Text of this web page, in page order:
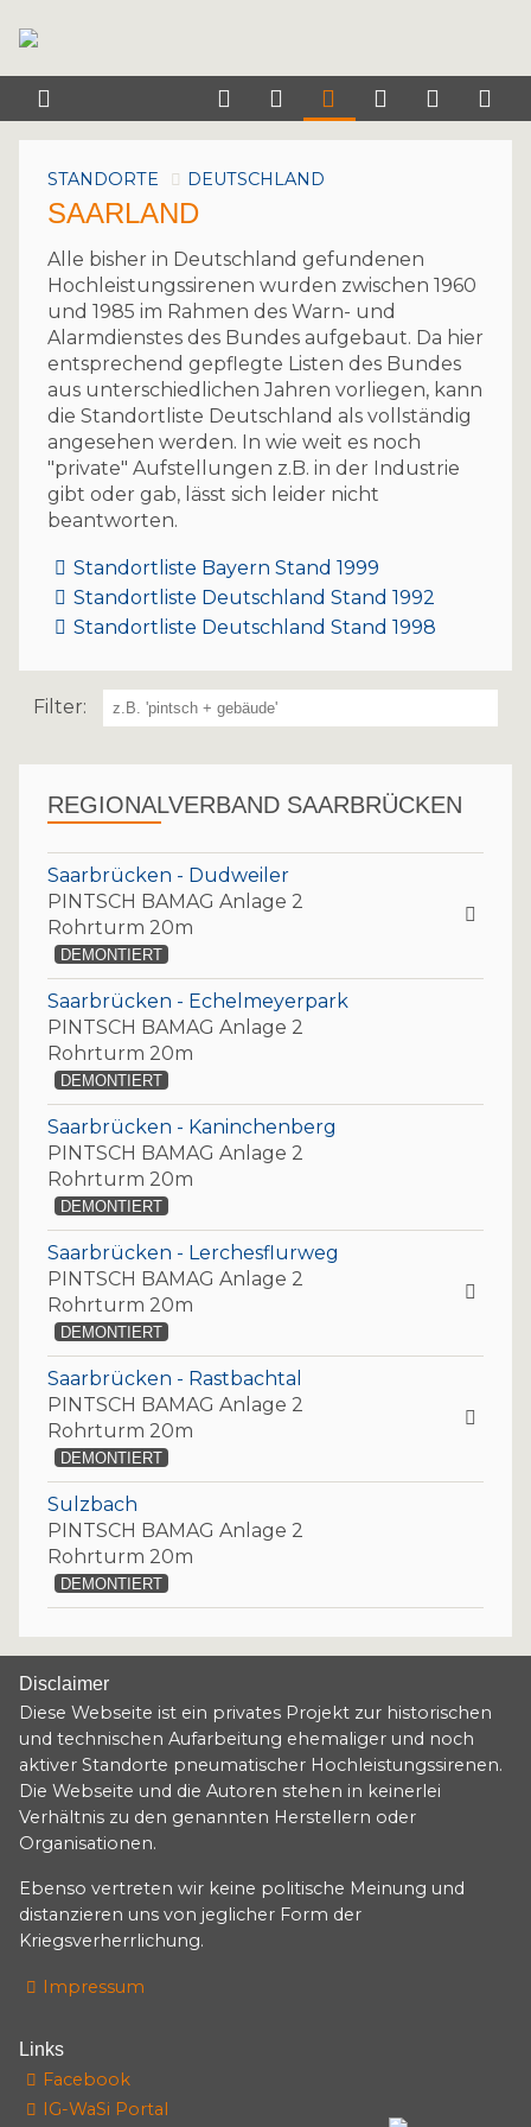
STANDORTE DEUTSCHLAND
SAARLAND
Alle bisher in Deutschland gefundenen
Hochleistungssirenen wurden zwischen 1960
und 1985 im Rahmen des Warn- und
Alarmdienstes des Bundes aufgebaut. Da hier
entsprechend gepflegte Listen des Bundes
aus unterschiedlichen Jahren vorliegen, kann
die Standortliste Deutschland als vollständig
angesehen werden. In wie weit es noch
"private" Aufstellungen z.B. in der Industrie
gibt oder gab, lässt sich leider nicht
beantworten.
Standortliste Bayern Stand 1999
Standortliste Deutschland Stand 1992
Standortliste Deutschland Stand 1998
Filter:
REGIONALVERBAND SAARBRÜCKEN
Saarbrücken - Dudweiler
PINTSCH BAMAG Anlage 2
Rohrturm 20m
DEMONTIERT
Saarbrücken - Echelmeyerpark
PINTSCH BAMAG Anlage 2
Rohrturm 20m
DEMONTIERT
Saarbrücken - Kaninchenberg
PINTSCH BAMAG Anlage 2
Rohrturm 20m
DEMONTIERT
Saarbrücken - Lerchesflurweg
PINTSCH BAMAG Anlage 2
Rohrturm 20m
DEMONTIERT
Saarbrücken - Rastbachtal
PINTSCH BAMAG Anlage 2
Rohrturm 20m
DEMONTIERT
Sulzbach
PINTSCH BAMAG Anlage 2
Rohrturm 20m
DEMONTIERT
Disclaimer
Diese Webseite ist ein privates Projekt zur historischen
und technischen Aufarbeitung ehemaliger und noch
aktiver Standorte pneumatischer Hochleistungssirenen.
Die Webseite und die Autoren stehen in keinerlei
Verhältnis zu den genannten Herstellern oder
Organisationen.
Ebenso vertreten wir keine politische Meinung und
distanzieren uns von jeglicher Form der
Kriegsverherrlichung.
Impressum
Links
Facebook
IG-WaSi Portal